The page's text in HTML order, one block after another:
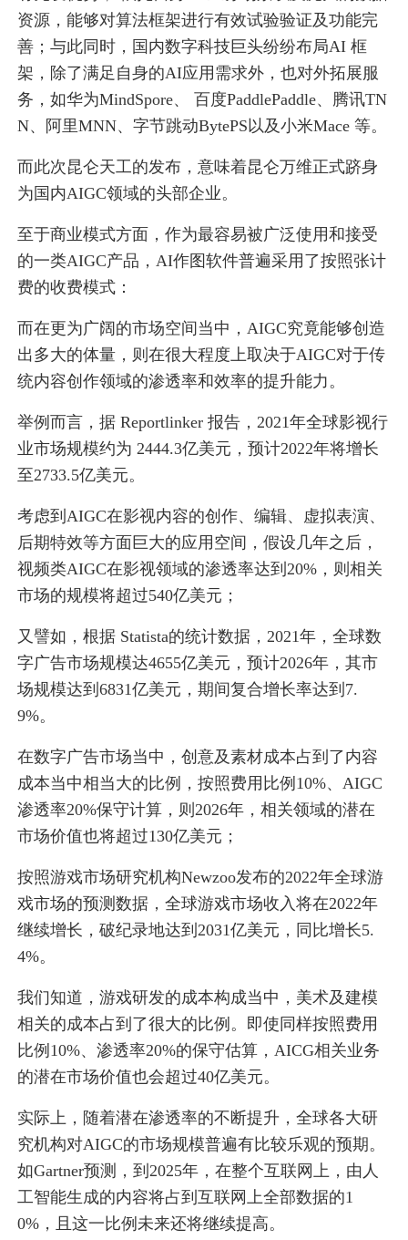
资源，能够对算法框架进行有效试验验证及功能完
善；与此同时，国内数字科技巨头纷纷布局AI 框
架，除了满足自身的AI应用需求外，也对外拓展服
务，如华为MindSpore、 百度PaddlePaddle、腾讯TN
N、阿里MNN、字节跳动BytePS以及小米Mace 等。
而此次昆仑天工的发布，意味着昆仑万维正式跻身
为国内AIGC领域的头部企业。
至于商业模式方面，作为最容易被广泛使用和接受
的一类AIGC产品，AI作图软件普遍采用了按照张计
费的收费模式：
而在更为广阔的市场空间当中，AIGC究竟能够创造
出多大的体量，则在很大程度上取决于AIGC对于传
统内容创作领域的渗透率和效率的提升能力。
举例而言，据 Reportlinker 报告，2021年全球影视行
业市场规模约为 2444.3亿美元，预计2022年将增长
至2733.5亿美元。
考虑到AIGC在影视内容的创作、编辑、虚拟表演、
后期特效等方面巨大的应用空间，假设几年之后，
视频类AIGC在影视领域的渗透率达到20%，则相关
市场的规模将超过540亿美元；
又譬如，根据 Statista的统计数据，2021年，全球数
字广告市场规模达4655亿美元，预计2026年，其市
场规模达到6831亿美元，期间复合增长率达到7.
9%。
在数字广告市场当中，创意及素材成本占到了内容
成本当中相当大的比例，按照费用比例10%、AIGC
渗透率20%保守计算，则2026年，相关领域的潜在
市场价值也将超过130亿美元；
按照游戏市场研究机构Newzoo发布的2022年全球游
戏市场的预测数据，全球游戏市场收入将在2022年
继续增长，破纪录地达到2031亿美元，同比增长5.
4%。
我们知道，游戏研发的成本构成当中，美术及建模
相关的成本占到了很大的比例。即使同样按照费用
比例10%、渗透率20%的保守估算，AICG相关业务
的潜在市场价值也会超过40亿美元。
实际上，随着潜在渗透率的不断提升，全球各大研
究机构对AIGC的市场规模普遍有比较乐观的预期。
如Gartner预测，到2025年，在整个互联网上，由人
工智能生成的内容将占到互联网上全部数据的1
0%，且这一比例未来还将继续提高。